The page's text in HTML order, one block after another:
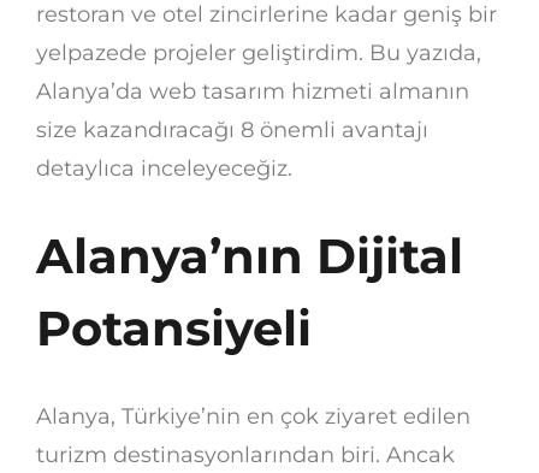
restoran ve otel zincirlerine kadar geniş bir
yelpazede projeler geliştirdim. Bu yazıda,
Alanya’da web tasarım hizmeti almanın
size kazandıracağı 8 önemli avantajı
detaylıca inceleyeceğiz.
Alanya’nın Dijital
Potansiyeli
Alanya, Türkiye’nin en çok ziyaret edilen
turizm destinasyonlarından biri. Ancak